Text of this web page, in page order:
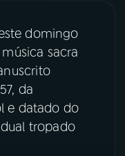
domingo
sacra
da
e datado do
tropado